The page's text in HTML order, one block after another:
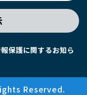
保護に関するお知ら
Reserved.